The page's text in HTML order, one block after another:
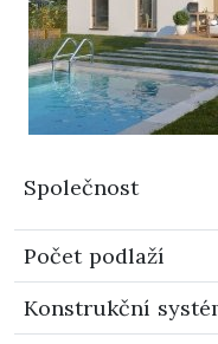
Společnost
Počet podlaží
Konstrukční